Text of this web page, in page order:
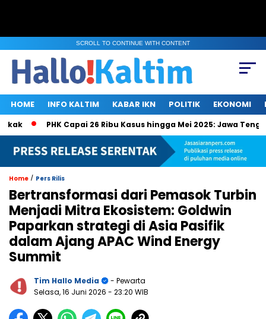
SCROLL TO CONTINUE WITH CONTENT
HOME INFO KALTIM KABAR IKN POLITIK EKONOMI
PHK Capai 26 Ribu Kasus hingga Mei 2025: Jawa Tengah,
Home / Pers Rilis
Bertransformasi dari Pemasok Turbin
Menjadi Mitra Ekosistem: Goldwin
Paparkan strategi di Asia Pasifik
dalam Ajang APAC Wind Energy
Summit
Tim Hallo Media
- Pewarta
Selasa, 16 Juni 2026 - 23:20 WIB